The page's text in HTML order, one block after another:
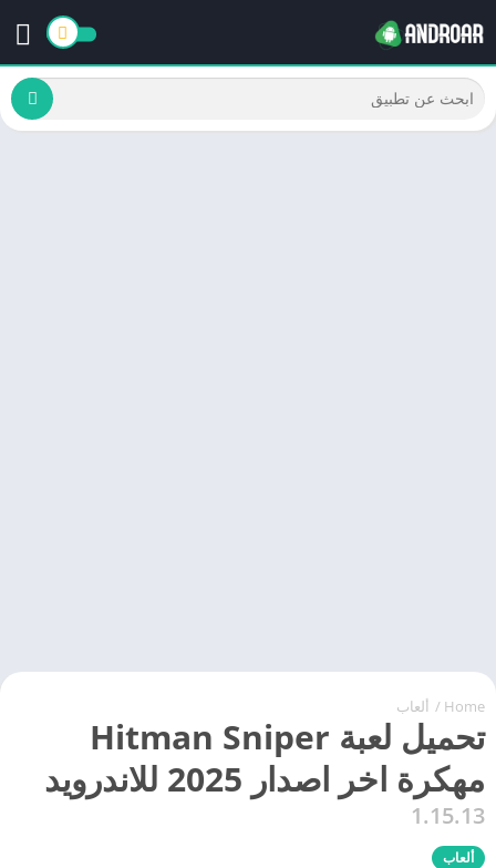
Home
/ ألعاب
تحميل لعبة Hitman Sniper
مهكرة اخر اصدار 2025 للاندرويد
1.15.13
ألعاب